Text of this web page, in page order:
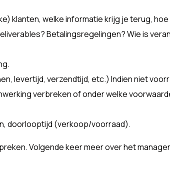
klanten, welke informatie krijg je terug,
Betalingsregelingen? Wie is
levertijd, verzendtijd, etc.) Indien niet
verbreken of onder welke
doorlooptijd (verkoop/voorraad).
Volgende keer meer over het